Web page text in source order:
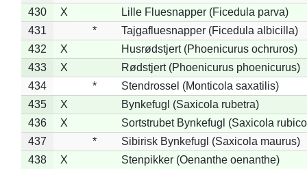
430
X
Lille Fluesnapper (Ficedula parva)
431
*
Tajgafluesnapper (Ficedula albicilla)
432
X
Husrødstjert (Phoenicurus ochruros)
433
X
Rødstjert (Phoenicurus phoenicurus)
434
*
Stendrossel (Monticola saxatilis)
435
X
Bynkefugl (Saxicola rubetra)
436
X
Sortstrubet Bynkefugl (Saxicola
437
*
Sibirisk Bynkefugl (Saxicola maurus)
438
X
Stenpikker (Oenanthe oenanthe)